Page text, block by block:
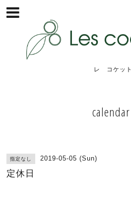
レ コケット
calendar
指定なし 2019-05-05 (Sun)
定休日